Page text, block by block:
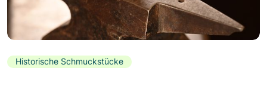
Historische Schmuckstücke